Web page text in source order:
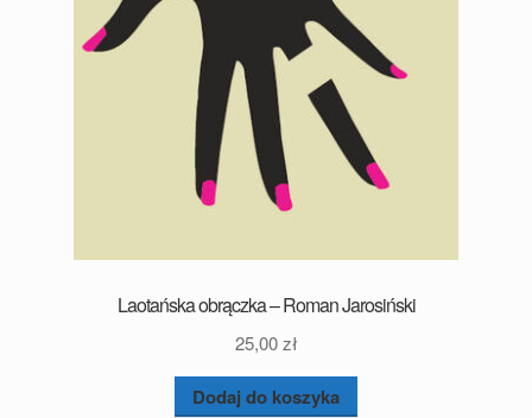
Laotańska obrączka – Roman Jarosiński
25,00zł
Dodaj do koszyka